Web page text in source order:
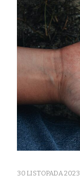
30 LISTOPADA 2023